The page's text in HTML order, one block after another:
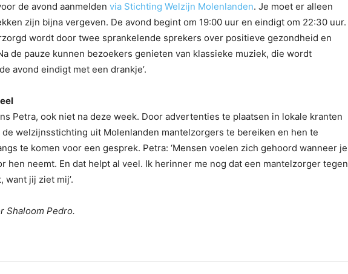
de avond aanmelden via Stichting Welzijn Molenlanden. Je moet er alleen
zijn bijna vergeven. De avond begint om 19:00 uur en eindigt om 22:30 uur.
wordt door twee sprankelende sprekers over positieve gezondheid en
de pauze kunnen bezoekers genieten van klassieke muziek, die wordt
avond eindigt met een drankje’.
Petra, ook niet na deze week. Door advertenties te plaatsen in lokale kranten
welzijnsstichting uit Molenlanden mantelzorgers te bereiken en hen te
te komen voor een gesprek. Petra: ‘Mensen voelen zich gehoord wanneer je
hen neemt. En dat helpt al veel. Ik herinner me nog dat een mantelzorger tegen
want jij ziet mij’.
Shaloom Pedro.